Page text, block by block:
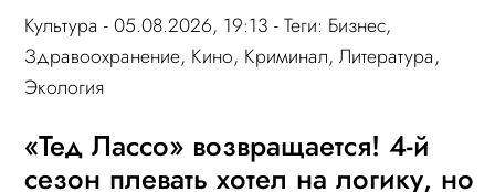
Культура - 05.08.2026, 19:13 - Теги: Бизнес,
Здравоохранение, Кино, Криминал,Литература,
Экология
«Тед Лассо» возвращается! 4-й
сезон плевать хотел на логику, но